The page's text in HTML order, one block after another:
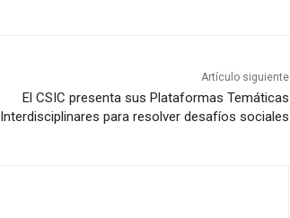
Artículo siguiente
El CSIC presenta sus Plataformas Temáticas
Interdisciplinares para resolver desafíos sociales